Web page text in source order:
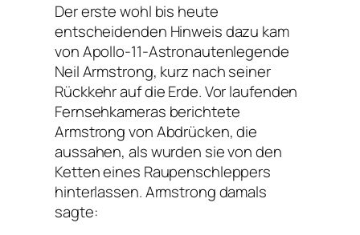
Der erste wohl bis heute
entscheidenden Hinweis dazu kam
von Apollo-11-Astronautenlegende
Neil Armstrong, kurz nach seiner
Rückkehr auf die Erde. Vor laufenden
Fernsehkameras berichtete
Armstrong von Abdrücken, die
aussahen, als wurden sie von den
Ketten eines Raupenschleppers
hinterlassen. Armstrong damals
sagte: